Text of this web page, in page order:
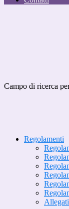
Campo di ricerca
Regolamenti
Allegati